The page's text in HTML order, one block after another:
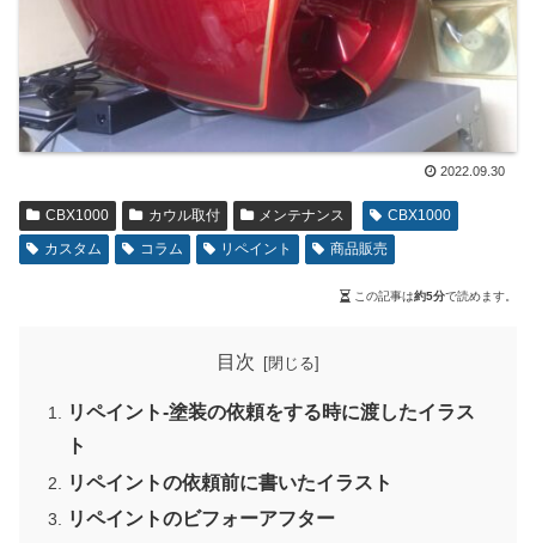
2022.09.30
CBX1000 カウル取付 メンテナンス
CBX1000
カスタム
コラム リペイント 商品販売
この記事は約5分で読めます。
目次
リペイント-塗装の依頼をする時に渡したイラス
ト
リペイントの依頼前に書いたイラスト
リペイントのビフォーアフター